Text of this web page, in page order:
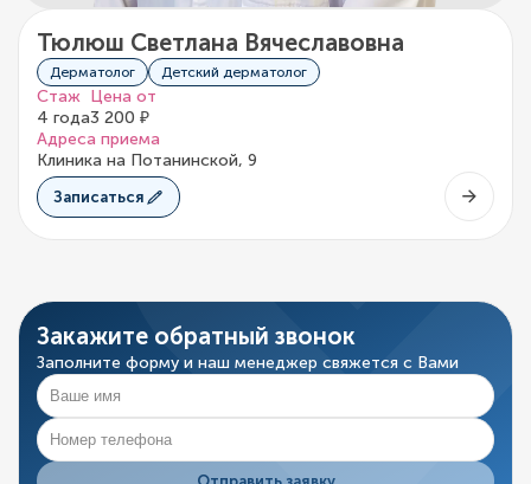
Тюлюш Светлана Вячеславовна
Дерматолог Детский дерматолог
Стаж
4 года
Цена от
3 200 ₽
Адреса приема
Клиника на Потанинской, 9
Записаться
Закажите обратный звонок
Заполните форму и наш менеджер свяжется с Вами